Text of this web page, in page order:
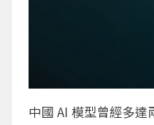
中國 AI 模型曾經多